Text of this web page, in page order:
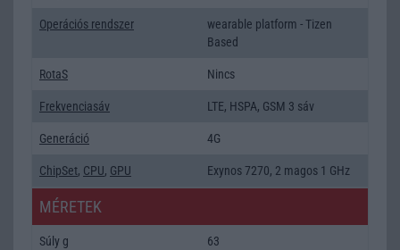
Operációs rendszer
wearable platform - Tizen
Based
RotaS Nincs
Frekvenciasáv LTE, HSPA, GSM 3 sáv
Generáció 4G
ChipSet, CPU, GPU Exynos 7270, 2 magos 1 GHz
MÉRETEK
Súly g 63